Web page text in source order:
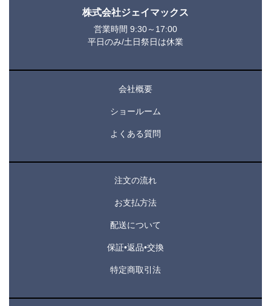
株式会社ジェイマックス
営業時間 9:30～17:00
平日のみ/土日祭日は休業
会社概要
ショールーム
よくある質問
注文の流れ
お支払方法
配送について
保証•返品•交換
特定商取引法